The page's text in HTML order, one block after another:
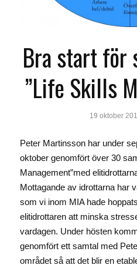
Bra start för
”Life Skills
19 oktober
Peter Martinsson har under
oktober genomfört över 30
Management”med
Mottagande av idrottarna har
som vi inom MIA hade
elitidrottaren att minska
vardagen. Under hösten
genomfört ett samtal med
området så att det blir en